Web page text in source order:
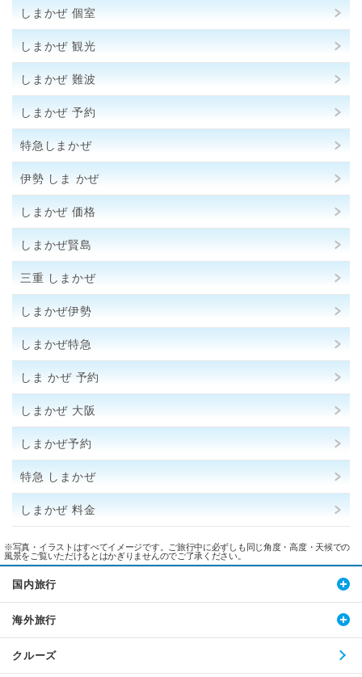
しまかぜ 個室
しまかぜ 観光
しまかぜ 難波
しまかぜ 予約
特急しまかぜ
伊勢 しま かぜ
しまかぜ 価格
しまかぜ賢島
三重 しまかぜ
しまかぜ伊勢
しまかぜ特急
しま かぜ 予約
しまかぜ 大阪
しまかぜ予約
特急 しまかぜ
しまかぜ 料金
※写真・イラストはすべてイメージです。ご旅行中に必ずしも同じ角度・高度・天候での
風景をご覧いただけるとはかぎりませんのでご了承ください。
国内旅行
海外旅行
クルーズ